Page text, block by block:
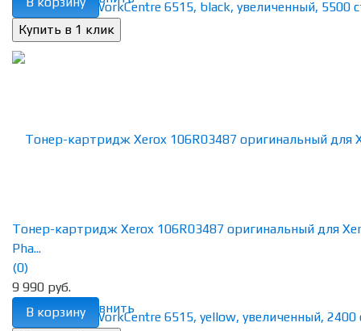
избранное сравнить
Тонер-картридж Xerox 106R03487 оригинальный для
Pha...
(0)
9 990 руб.
В корзину